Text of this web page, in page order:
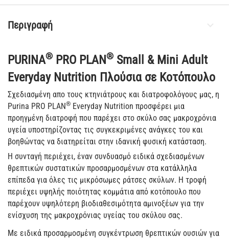
Περιγραφή
PURINA® PRO PLAN® Small & Mini Adult
Everyday Nutrition Πλούσια σε Κοτόπουλο
Σχεδιασμένη απο τους κτηνιάτρους και διατροφολόγους μας, η
Purina PRO PLAN® Everyday Nutrition προσφέρει μια
προηγμένη διατροφή που παρέχει στο σκύλο σας μακροχρόνια
υγεία υποστηρίζοντας τις συγκεκριμένες ανάγκες του και
βοηθώντας να διατηρείται στην ιδανική φυσική κατάσταση.
H συνταγή περιέχει, έναν συνδυασμό ειδικά σχεδιασμένων
θρεπτικών συστατικών προσαρμοσμένων στα κατάλληλα
επίπεδα για όλες τις μικρόσωμες ράτσες σκύλων. Η τροφή
περιέχει υψηλής ποιότητας κομμάτια από κοτόπουλο που
παρέχουν υψηλότερη βιοδιαθεσιμότητα αμινοξέων για την
ενίσχυση της μακροχρόνιας υγείας του σκύλου σας.
Με ειδικά προσαρμοσμένη συγκέντρωση θρεπτικών ουσιών για